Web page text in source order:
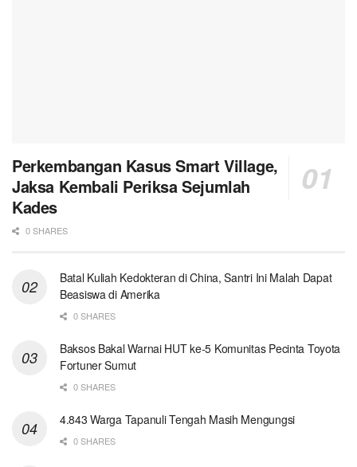
Perkembangan Kasus Smart Village,
Jaksa Kembali Periksa Sejumlah
Kades
0 SHARES
Batal Kuliah Kedokteran di China, Santri Ini Malah Dapat
Beasiswa di Amerika
0 SHARES
Baksos Bakal Warnai HUT ke-5 Komunitas Pecinta Toyota
Fortuner Sumut
0 SHARES
4.843 Warga Tapanuli Tengah Masih Mengungsi
0 SHARES